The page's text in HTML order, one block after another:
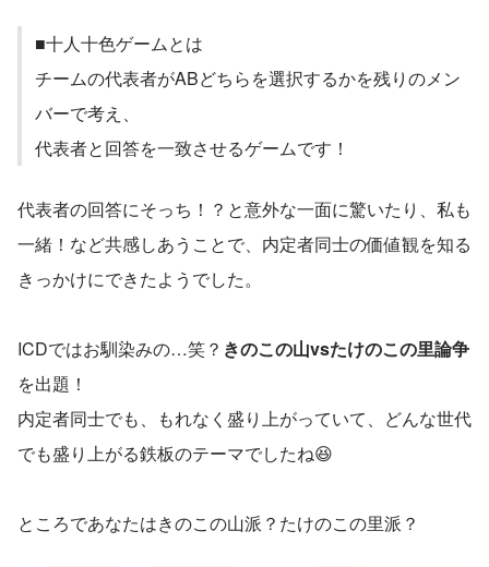
■十人十色ゲームとは
チームの代表者がABどちらを選択するかを残りのメン
バーで考え、
代表者と回答を一致させるゲームです！
代表者の回答にそっち！？と意外な一面に驚いたり、私も
一緒！など共感しあうことで、内定者同士の価値観を知る
きっかけにできたようでした。
ICDではお馴染みの…笑？ きのこの山vsたけのこの里論争
を出題！
内定者同士でも、もれなく盛り上がっていて、どんな世代
でも盛り上がる鉄板のテーマでしたね😆
ところであなたはきのこの山派？たけのこの里派？